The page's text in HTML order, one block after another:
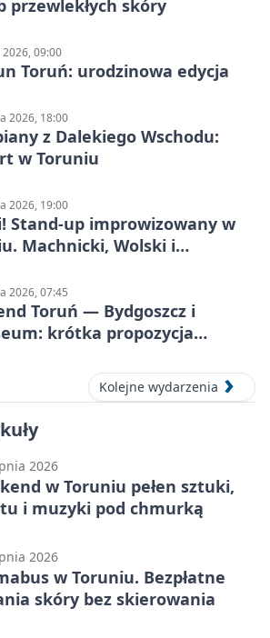
przewlekłych skóry
09:00
Toruń: urodzinowa edycja
2026, 18:00
z Dalekiego Wschodu:
w Toruniu
2026, 19:00
Stand-up improwizowany w
Machnicki, Wolski i
2026, 07:45
Toruń — Bydgoszcz i
krótka propozycja
Kolejne wydarzenia
2026
w Toruniu pełen sztuki,
i muzyki pod chmurką
2026
w Toruniu. Bezpłatne
skóry bez skierowania